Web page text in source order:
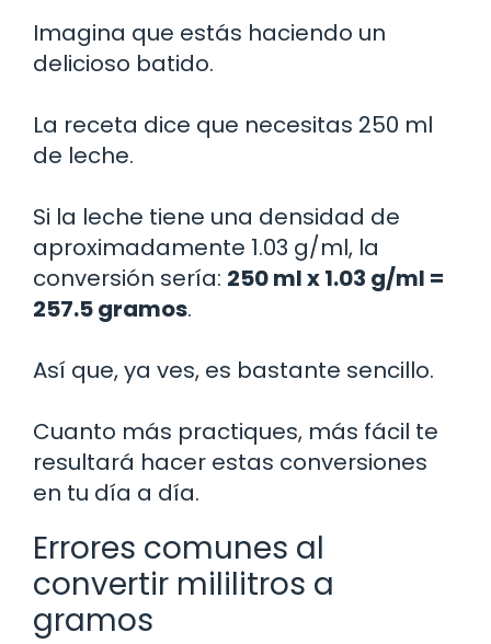
Imagina que estás haciendo un
delicioso batido.
La receta dice que necesitas 250 ml
de leche.
Si la leche tiene una densidad de
aproximadamente 1.03 g/ml, la
conversión sería: 250 ml x 1.03 g/ml =
257.5 gramos.
Así que, ya ves, es bastante sencillo.
Cuanto más practiques, más fácil te
resultará hacer estas conversiones
en tu día a día.
Errores comunes al
convertir mililitros a
gramos